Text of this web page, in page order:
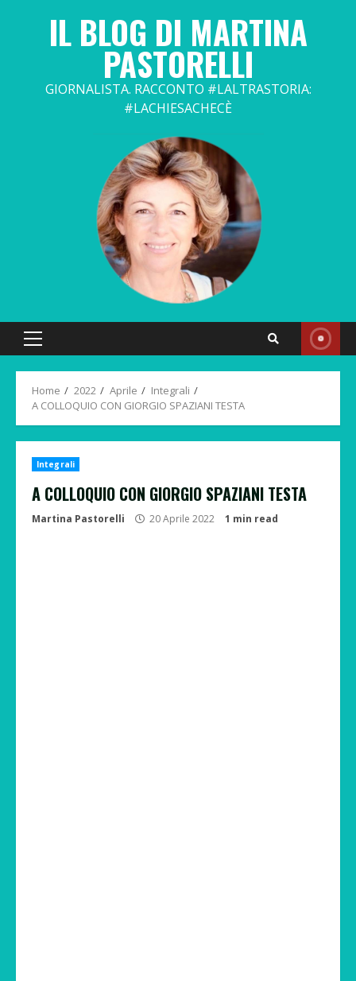
IL BLOG DI MARTINA
PASTORELLI
GIORNALISTA. RACCONTO #LALTRASTORIA:
#LACHIESACHECÈ
Primary
Home 2022 Aprile
Integrali
A COLLOQUIO CON GIORGIO SPAZIANI TESTA
Integrali
A COLLOQUIO CON GIORGIO SPAZIANI TESTA
Martina Pastorelli 20 Aprile 2022 1 min read